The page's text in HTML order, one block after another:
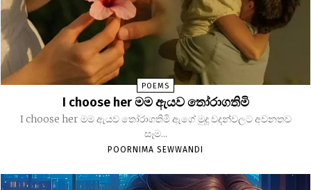
POEMS
I choose her මම ඇයව තෝරාගතිමි
I choose her මම ඇයව තෝරාගතිමි ඇගේ මුදු වදන්වලට අවනතව
සෑම...
POORNIMA SEWWANDI